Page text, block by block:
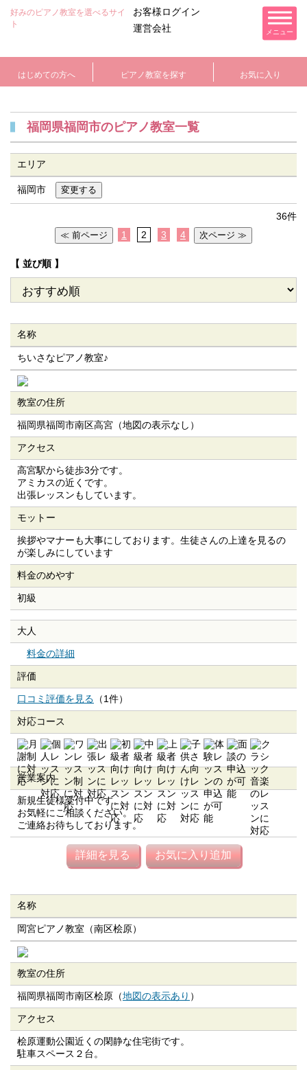
好みのピアノ教室を選べるサイ
ト
お客様ログイン
運営会社
メニュー
はじめての方へ ピアノ教室を探す お気に入り
福岡県福岡市のピアノ教室一覧
エリア
福岡市
36件
1
2 3 4
【 並び順 】
名称
ちいさなピアノ教室♪
教室の住所
福岡県福岡市南区高宮（地図の表示なし）
アクセス
高宮駅から徒歩3分です。
アミカスの近くです。
出張レッスンもしています。
モットー
挨拶やマナーも大事にしております。生徒さんの上達を見るの
が楽しみにしています
料金のめやす
初級
大人
料金の詳細
評価
口コミ評価を見る （1件）
対応コース
営業案内
新規生徒様受付中です。
お気軽にご相談ください。
ご連絡お待ちしております。
詳細を見る お気に入り追加
名称
岡宮ピアノ教室（南区桧原）
教室の住所
福岡県福岡市南区桧原（地図の表示あり ）
アクセス
桧原運動公園近くの閑静な住宅街です。
駐車スペース２台。